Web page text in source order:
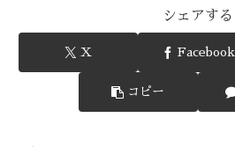
シェアする
X Facebook
コピー